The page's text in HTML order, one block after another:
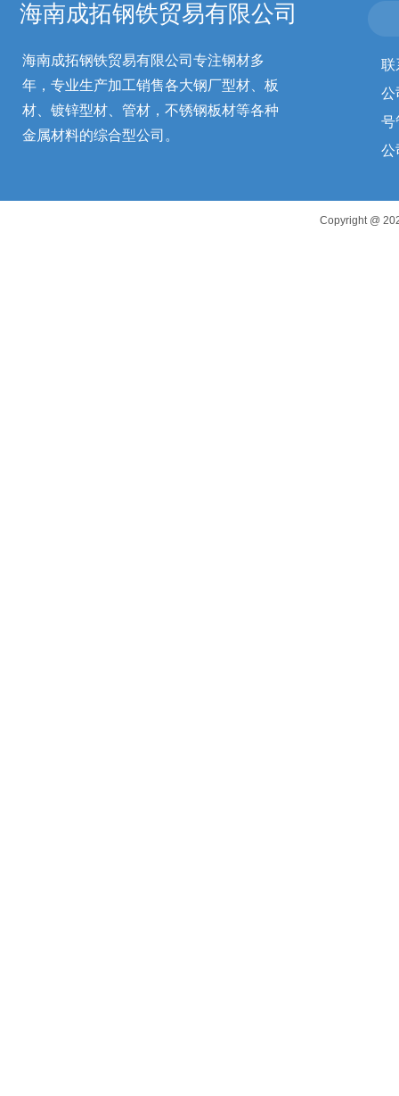
海南成拓钢铁贸易有限公司专注钢材多
年，专业生产加工销售各大钢厂型材、板
材、镀锌型材、管材，不锈钢板材等各种
金属材料的综合型公司。
联
公
号
公
海南成拓钢铁贸易有限公司
Copyright @